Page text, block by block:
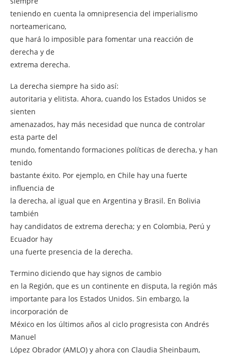
teniendo en cuenta la omnipresencia del imperialismo
norteamericano,
que hará lo imposible para fomentar una reacción de
derecha y de
extrema derecha.
La derecha siempre ha sido así:
autoritaria y elitista. Ahora, cuando los Estados Unidos se
sienten
amenazados, hay más necesidad que nunca de controlar
esta parte del
mundo, fomentando formaciones políticas de derecha, y han
tenido
bastante éxito. Por ejemplo, en Chile hay una fuerte
influencia de
la derecha, al igual que en Argentina y Brasil. En Bolivia
también
hay candidatos de extrema derecha; y en Colombia, Perú y
Ecuador hay
una fuerte presencia de la derecha.
Termino diciendo que hay signos de cambio
en la Región, que es un continente en disputa, la región más
importante para los Estados Unidos. Sin embargo, la
incorporación de
México en los últimos años al ciclo progresista con Andrés
Manuel
López Obrador (AMLO) y ahora con Claudia Sheinbaum,